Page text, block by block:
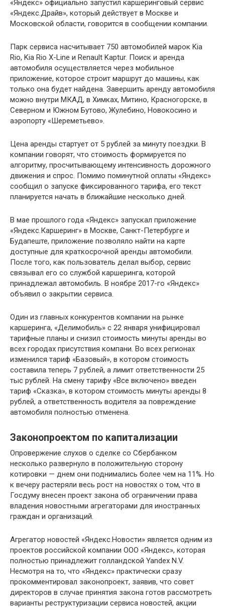
«Яндекс» официально запустил каршеринговый сервис
«Яндекс.Драйв», который действует в Москве и
Московской области, говорится в сообщении компании.
Парк сервиса насчитывает 750 автомобилей марок Kia
Rio, Kia Rio X-Line и Renault Kaptur. Поиск и аренда
автомобиля осуществляется через мобильное
приложение, которое строит маршрут до машины, как
только она будет найдена. Завершить аренду автомобиля
можно внутри МКАД, в Химках, Митино, Красногорске, в
Северном и Южном Бутово, Жулебино, Новокосино и
аэропорту «Шереметьево».
Цена аренды стартует от 5 рублей за минуту поездки. В
компании говорят, что стоимость формируется по
алгоритму, просчитывающему интенсивность дорожного
движения и спрос. Помимо поминутной оплаты «Яндекс»
сообщил о запуске фиксированного тарифа, его текст
планируется начать в ближайшие несколько дней.
В мае прошлого года «Яндекс» запускал приложение
«Яндекс.Каршеринг» в Москве, Санкт-Петербурге и
Будапеште, приложение позволяло найти на карте
доступные для краткосрочной аренды автомобили.
После того, как пользователь делал выбор, сервис
связывал его со службой каршеринга, которой
принадлежал автомобиль. В ноябре 2017-го «Яндекс»
объявил о закрытии сервиса.
Один из главных конкурентов компании на рынке
каршеринга, «Делимобиль» с 22 января унифицировал
тарифные планы и снизил стоимость минуты аренды во
всех городах присутствия компани. Во всех регионах
изменился тариф «Базовый», в котором стоимость
составила теперь 7 рублей, а лимит ответственности 25
тыс рублей. На смену тарифу «Все включено» введен
тариф «Сказка», в котором стоимость минуты аренды 8
рублей, а ответственность водителя за повреждение
автомобиля полностью отменена.
Законопроектом по капитализации
Опровержение слухов о сделке со Сбербанком
несколько развернуло в положительную сторону
котировки — днем они поднимались более чем на 11%. Но
к вечеру растеряли весь рост на новостях о том, что в
Госдуму внесен проект закона об ограничении права
владения новостными агрегаторами для иностранных
граждан и организаций.
Агрегатор новостей «Яндекс.Новости» является одним из
проектов российской компании ООО «Яндекс», которая
полностью принадлежит голландской Yandex N.V.
Несмотря на то, что «Яндекс» практически сразу
прокомментировал законопроект, заявив, что совет
директоров в случае принятия закона готов рассмотреть
варианты реструктуризации сервиса новостей, акции